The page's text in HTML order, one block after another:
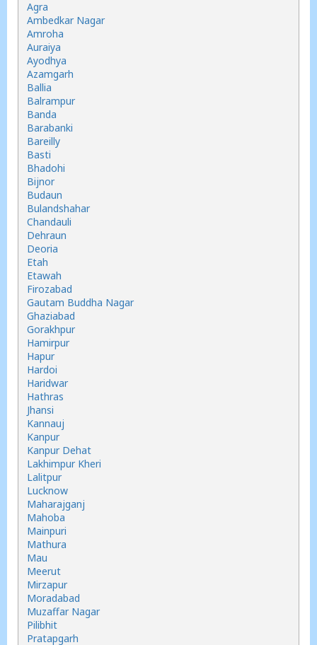
Agra
Ambedkar Nagar
Amroha
Auraiya
Ayodhya
Azamgarh
Ballia
Balrampur
Banda
Barabanki
Bareilly
Basti
Bhadohi
Bijnor
Budaun
Bulandshahar
Chandauli
Dehraun
Deoria
Etah
Etawah
Firozabad
Gautam Buddha Nagar
Ghaziabad
Gorakhpur
Hamirpur
Hapur
Hardoi
Haridwar
Hathras
Jhansi
Kannauj
Kanpur
Kanpur Dehat
Lakhimpur Kheri
Lalitpur
Lucknow
Maharajganj
Mahoba
Mainpuri
Mathura
Mau
Meerut
Mirzapur
Moradabad
Muzaffar Nagar
Pilibhit
Pratapgarh